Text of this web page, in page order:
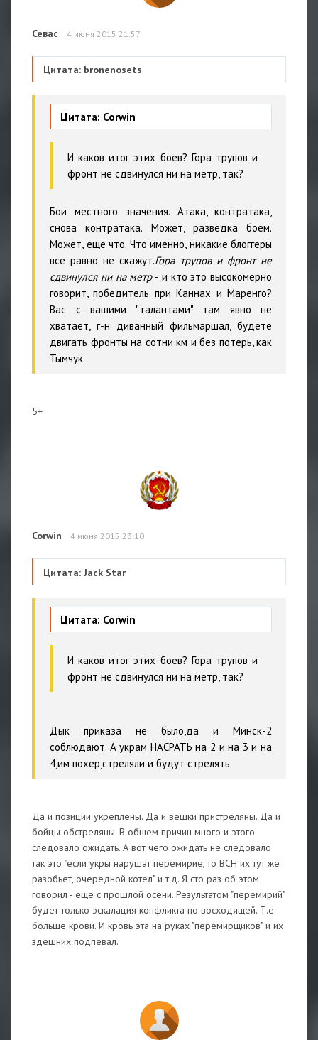
Севас 4 июня 2015 21:57
Цитата: bronenosets
Цитата: Corwin
И каков итог этих боев? Гора трупов и
фронт не сдвинулся ни на метр, так?
Бои местного значения. Атака, контратака,
снова контратака. Может, разведка боем.
Может, еще что. Что именно, никакие блоггеры
все равно не скажут.Гора трупов и фронт не
сдвинулся ни на метр- и кто это высокомерно
говорит, победитель при Каннах и Маренго?
Ваc с вашими "талантами" там явно не
хватает, г-н диванный фильмаршал, будете
двигать фронты на сотни км и без потерь, как
Тымчук.
5+
Corwin 4 июня 2015 23:10
Цитата: Jack Star
Цитата: Corwin
И каков итог этих боев? Гора трупов и
фронт не сдвинулся ни на метр, так?
Дык приказа не было,да и Минск-2
соблюдают. А украм НАСРАТЬ на 2 и на 3 и на
4,им похер,стреляли и будут стрелять.
Да и позиции укреплены. Да и вешки пристреляны. Да и
бойцы обстреляны. В общем причин много и этого
следовало ожидать. А вот чего ожидать не следовало
так это "если укры нарушат перемирие, то ВСН их тут же
разобьет, очередной котел" и т.д. Я сто раз об этом
говорил - еще с прошлой осени. Результатом "перемирий"
будет только эскалация конфликта по восходящей. Т.е.
больше крови. И кровь эта на руках "перемирщиков" и их
здешних подпевал.